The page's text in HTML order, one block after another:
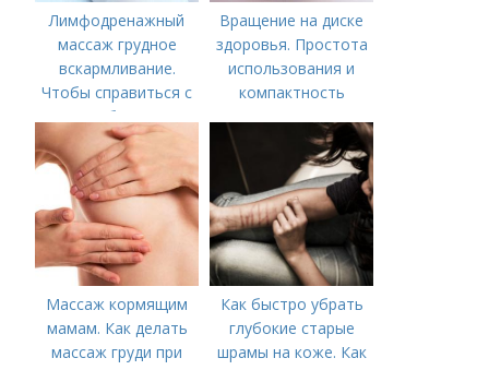
Лимфодренажный
массаж грудное
вскармливание.
Чтобы справиться с
нагрубанием,
необходимо
предпринять
следующие действия:
Вращение на диске
здоровья. Простота
использования и
компактность
Массаж кормящим
мамам. Как делать
массаж груди при
Как быстро убрать
глубокие старые
шрамы на коже. Как